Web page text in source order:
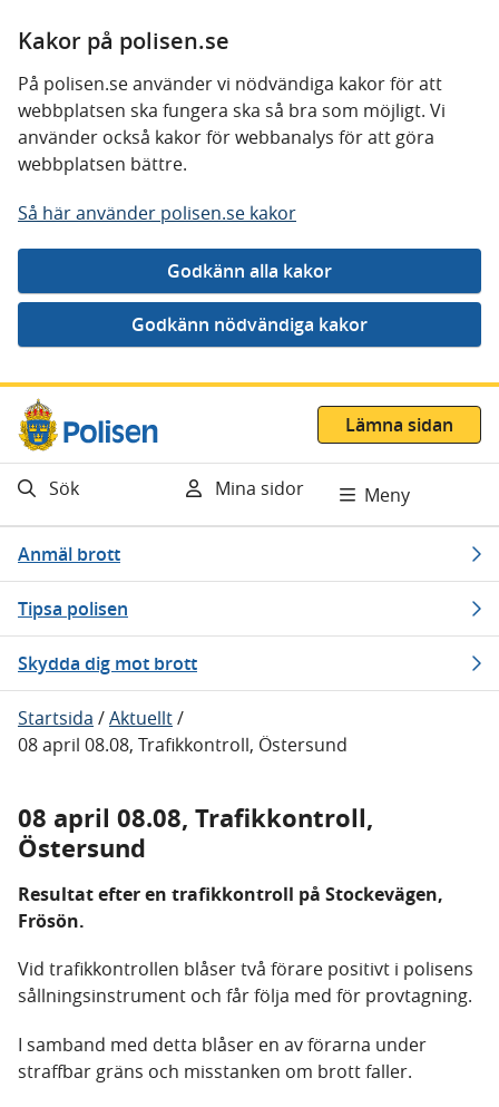
Kakor på polisen.se
På polisen.se använder vi nödvändiga kakor för att
webbplatsen ska fungera ska så bra som möjligt. Vi
använder också kakor för webbanalys för att göra
webbplatsen bättre.
Så här använder polisen.se kakor
Gå direkt till innehåll
Lämna sidan
Sök Mina sidor Meny
Anmäl brott
Tipsa polisen
Skydda dig mot brott
Startsida /Aktuellt/
08 april 08.08, Trafikkontroll, Östersund
08 april 08.08, Trafikkontroll,
Östersund
Resultat efter en trafikkontroll på Stockevägen,
Frösön.
Vid trafikkontrollen blåser två förare positivt i polisens
sållningsinstrument och får följa med för provtagning.
I samband med detta blåser en av förarna under
straffbar gräns och misstanken om brott faller.